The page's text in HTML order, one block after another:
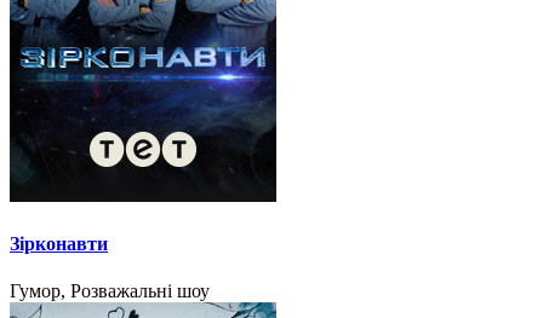
Зірконавти
Гумор, Розважальні шоу